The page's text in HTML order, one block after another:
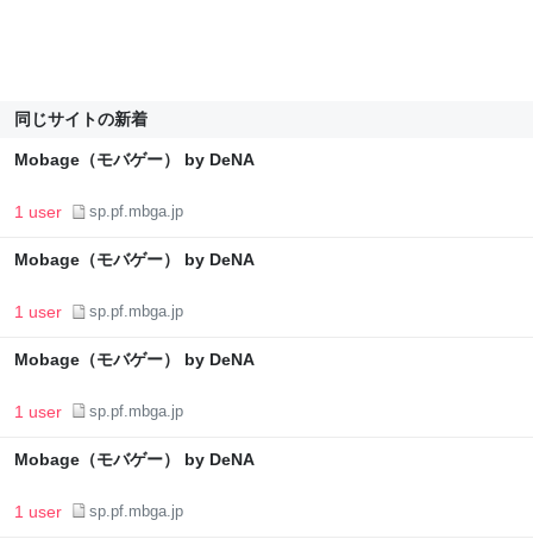
同じサイトの新着
Mobage（モバゲー） by DeNA
1 user sp.pf.mbga.jp
Mobage（モバゲー） by DeNA
1 user sp.pf.mbga.jp
Mobage（モバゲー） by DeNA
1 user sp.pf.mbga.jp
Mobage（モバゲー） by DeNA
1 user sp.pf.mbga.jp